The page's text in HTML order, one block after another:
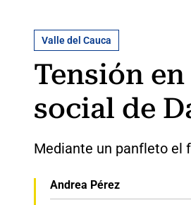
Valle del Cauca
Tensión
social de
Mediante un panfleto el
Andrea Pérez